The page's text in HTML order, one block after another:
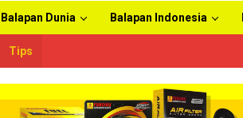
Balapan Dunia Balapan Indonesia
Tips